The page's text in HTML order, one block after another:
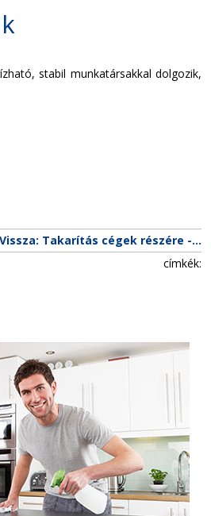
stabil munkatársakkal dolgozik,
Vissza: Takarítás cégek részére -...
címkék: